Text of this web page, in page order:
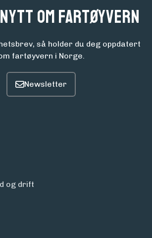
om fartøyvern
så holder du deg oppdatert
fartøyvern i Norge.
og drift